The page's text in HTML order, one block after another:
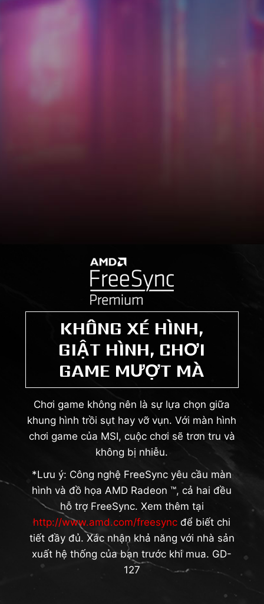
KHÔNG XÉ HÌNH,
GIẬT HÌNH, CHƠI
GAME MƯỢT MÀ
Chơi game không nên là sự lựa chọn giữa
khung hình trồi sụt hay vỡ vụn. Với màn hình
chơi game của MSI, cuộc chơi sẽ trơn tru và
không bị nhiễu.
*Lưu ý: Công nghệ FreeSync yêu cầu màn
hình và đồ họa AMD Radeon ™, cả hai đều
hỗ trợ FreeSync. Xem thêm tại
http://www.amd.com/freesync để biết chi
tiết đầy đủ. Xác nhận khả năng với nhà sản
xuất hệ thống của bạn trước khi mua. GD-
127